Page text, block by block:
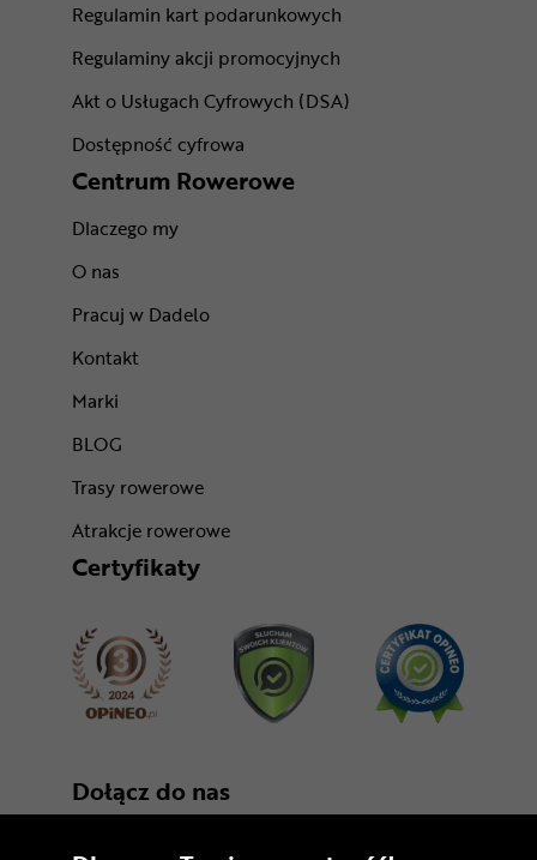
Regulamin kart podarunkowych
Regulaminy akcji promocyjnych
Akt o Usługach Cyfrowych (DSA)
Dostępność cyfrowa
Centrum Rowerowe
Dlaczego my
O nas
Pracuj w Dadelo
Kontakt
Marki
BLOG
Trasy rowerowe
Atrakcje rowerowe
Certyfikaty
Dołącz do nas